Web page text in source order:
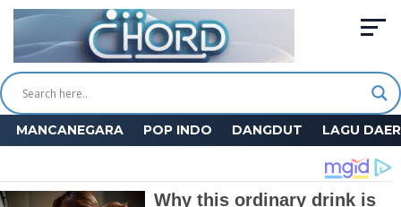
MANCANEGARA POP INDO DANGDUT LAGU